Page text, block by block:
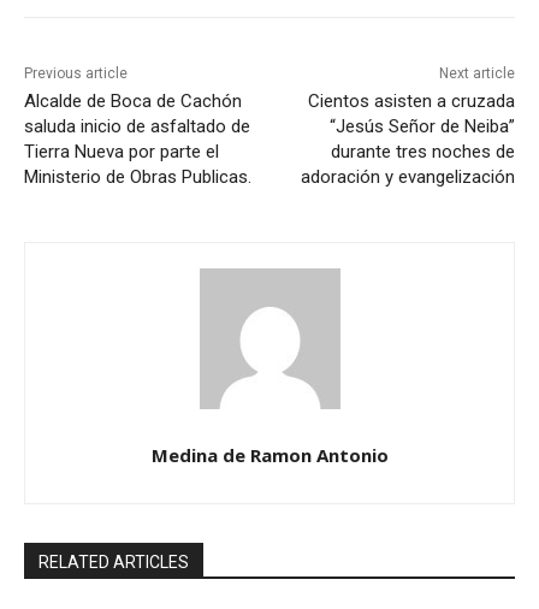
Previous article
Alcalde de Boca de Cachón
saluda inicio de asfaltado de
Tierra Nueva por parte el
Ministerio de Obras Publicas.
Next article
Cientos asisten a cruzada
“Jesús Señor de Neiba”
durante tres noches de
adoración y evangelización
Medina de Ramon Antonio
RELATED ARTICLES